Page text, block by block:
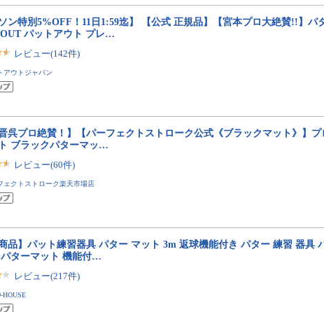
ソン特別5%OFF！11日1:59迄】 【公式 正規品】【宮本プロ大絶賛!!】パ
パットアウト プレ…
レビュー(142件)
アウトジャパン
晋呉プロ絶賛！】【パーフェクトストローク公式《ブラックマット》】プ
ブラックパターマッ…
レビュー(60件)
ェクトストローク楽天市場店
商品】パット練習器具 パター マット 3m 返球機能付き パター 練習 器具
ターマット 機能付…
レビュー(217件)
HOUSE